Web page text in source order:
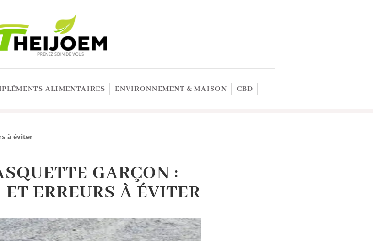
ALIMENTAIRES ENVIRONNEMENT & MAISON CBD
à éviter
GARÇON :
ERREURS À ÉVITER